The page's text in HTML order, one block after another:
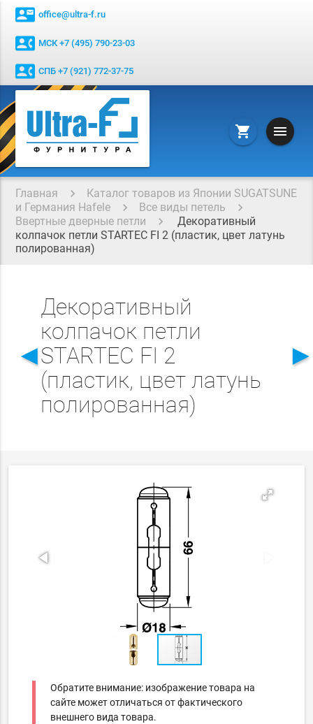
contact_mail office@ultra-f.ru
contact_phone МСК +7 (495) 790-23-03
contact_phone СПБ +7 (921) 772-37-75
shopping_cart menu
Главная
Каталог товаров из Японии SUGATSUNE
и Германия Hafele
Все виды петель
Ввертные дверные петли
Декоративный
колпачок петли STARTEC FI 2 (пластик, цвет латунь
полированная)
◄
Декоративный
колпачок петли
STARTEC FI 2
(пластик, цвет латунь
полированная)
Обратите внимание: изображение товара на
сайте может отличаться от фактического
внешнего вида товара.